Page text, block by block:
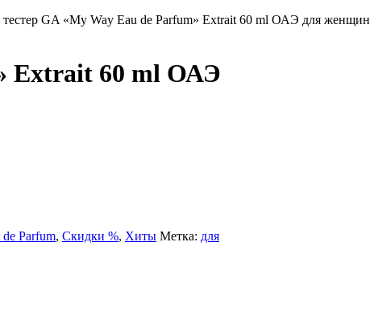
GA «My Way Eau de Parfum» Extrait 60 ml ОАЭ для женщин
Extrait 60 ml ОАЭ
Parfum, Скидки %, Хиты Метка: для